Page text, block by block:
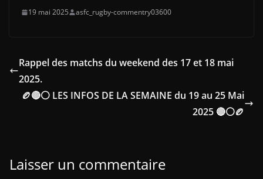
19 mai 2025 asfc_rugby-commentry03600
Rappel des matchs du weekend des 17 et 18 mai
2025.
🏉🔴⚪ LES INFOS DE LA SEMAINE du 19 au 25 Mai
2025 🔴⚪🏉
Laisser un commentaire